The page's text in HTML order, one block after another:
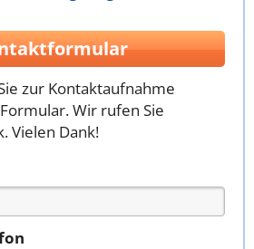
zur Kontaktaufnahme
Wir rufen Sie
Vielen Dank!